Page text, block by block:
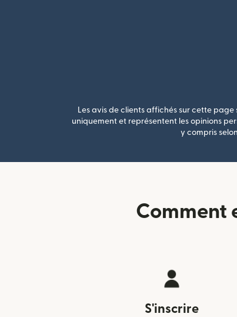
Les avis de clients affichés sur cette
uniquement et représentent les opinions
y compris
Comment
S'inscrire